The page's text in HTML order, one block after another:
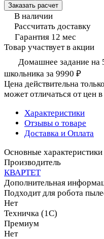
Заказать расчет
В наличии
Рассчитать доставку
Гарантия 12 мес
Товар участвует в акции
Домашнее задание на
школьника за 9990 ₽
Цена действительна
может отличаться от цен
Характеристики
Отзывы о товаре
Доставка и Оплата
Основные характеристики
Производитель
КВАРТЕТ
Дополнительная
Подходит для робота
Нет
Техничка (1С)
Премиум
Нет